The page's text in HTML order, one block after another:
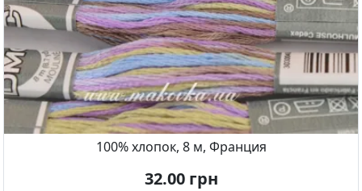
100% хлопок, 8 м, Франция
32.00грн